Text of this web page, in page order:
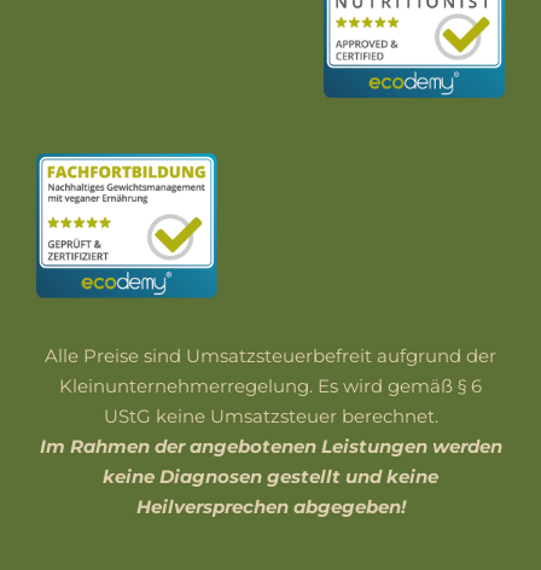
Alle Preise sind Umsatzsteuerbefreit aufgrund der
Kleinunternehmerregelung. Es wird gemäß § 6
UStG keine Umsatzsteuer berechnet.
Im Rahmen der angebotenen Leistungen werden
keine Diagnosen gestellt und keine
Heilversprechen abgegeben!